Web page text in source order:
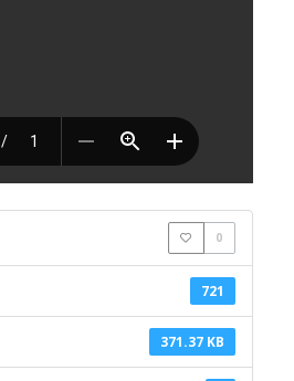
0
721
371.37 KB